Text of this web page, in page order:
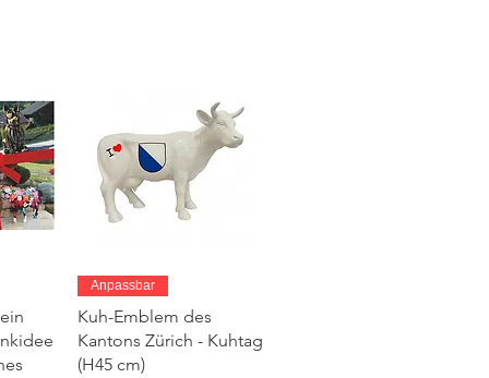
Schnellansicht
Anpassbar
Kuh-Emblem des
Kantons Zürich - Kuhtag
(H45 cm)